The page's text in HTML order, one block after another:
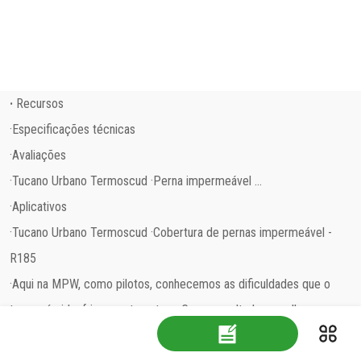
· Recursos
·Especificações técnicas
·Avaliações
·Tucano Urbano Termoscud ·Perna impermeável ...
·Aplicativos
·Tucano Urbano Termoscud ·Cobertura de pernas impermeável -
R185
·Aqui na MPW, como pilotos, conhecemos as dificuldades que o
tempo úmido, frio e ventoso traz. Como resultado, escolhemos a
dedo uma seleção de produtos para ajudar você a se manter